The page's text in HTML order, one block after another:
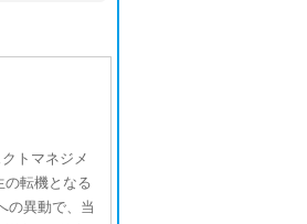
トマネジメ
の転機となる
の異動で、当